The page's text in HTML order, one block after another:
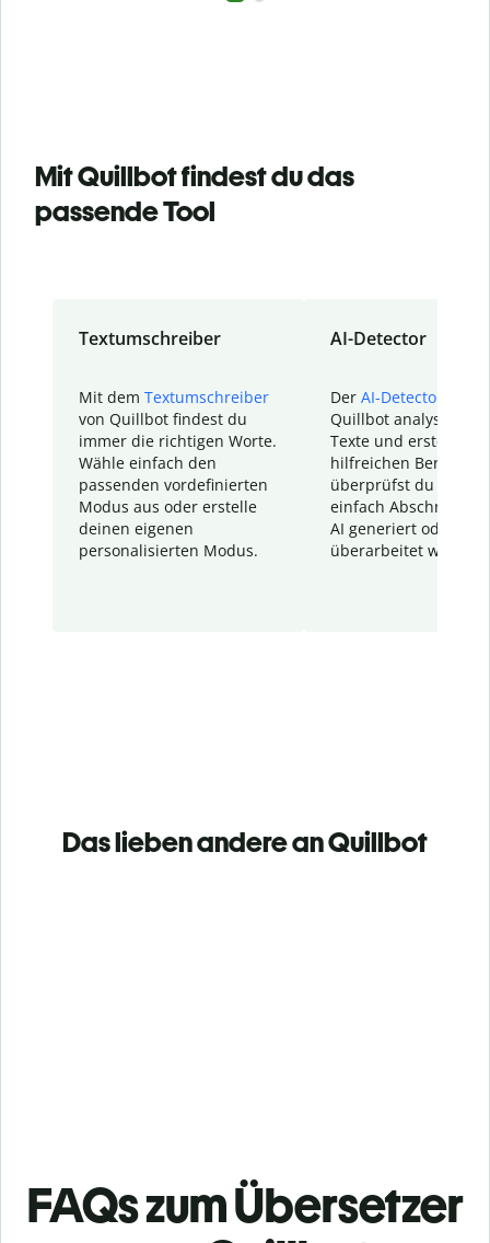
Mit Quillbot findest du das
passende Tool
Textumschreiber
Mit dem Textumschreiber
von Quillbot findest du
immer die richtigen Worte.
Wähle einfach den
passenden vordefinierten
Modus aus oder erstelle
deinen eigenen
personalisierten Modus.
AI-Detector
Der AI-Detector
Quillbot analysiert
Texte und erstellt
hilfreichen Bericht.
überprüfst du
einfach Abschnitte,
AI generiert oder
überarbeitet wurden.
Das lieben andere an Quillbot
FAQs zum Übersetzer